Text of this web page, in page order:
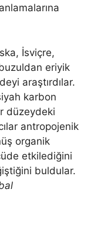
İsviçre,
eriyik
araştırdılar.
karbon
düzeydeki
antropojenik
organik
etkilediğini
buldular.